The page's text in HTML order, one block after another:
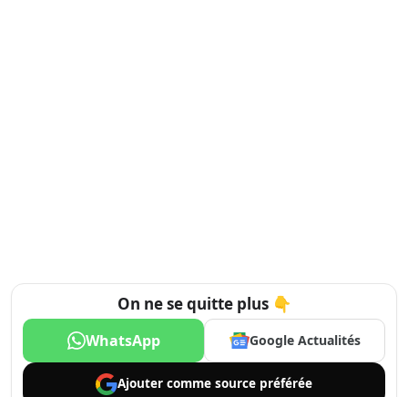
On ne se quitte plus 👇
WhatsApp Google Actualités
Ajouter comme source préférée